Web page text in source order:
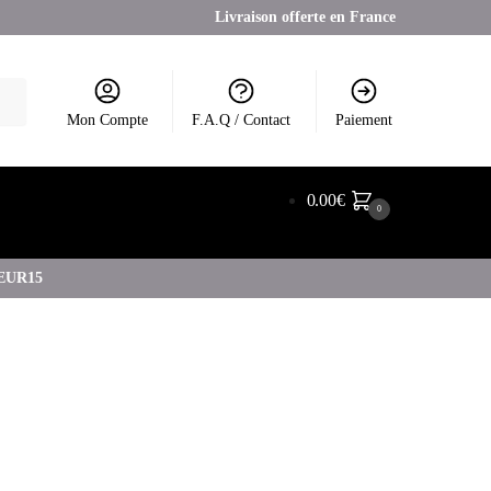
Livraison offerte en France
Mon Compte F.A.Q / Contact Paiement
0.00€ 0